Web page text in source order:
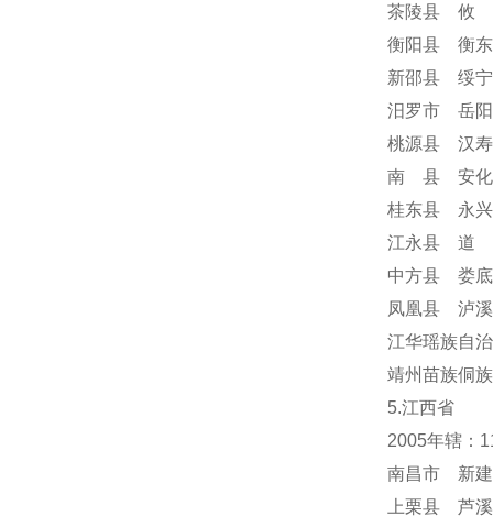
茶陵县 攸
衡阳县 衡
新邵县 绥
汨罗市 岳
桃源县 汉
南 县 安化
桂东县 永
江永县 道
中方县 娄
凤凰县 泸
江华瑶族自
靖州苗族侗
5.江西省
2005年辖：
南昌市 新
上栗县 芦